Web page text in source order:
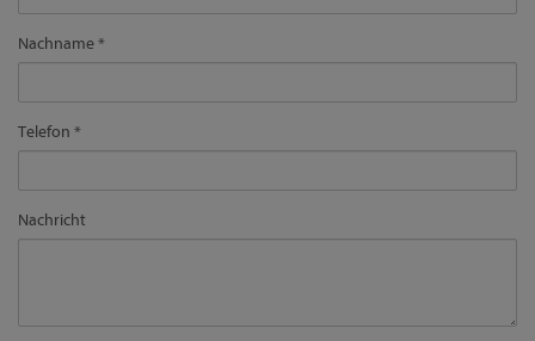
Nachname
Telefon
Nachricht